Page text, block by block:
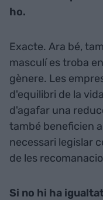
ho.
Exacte. Ara bé,
masculí es troba
gènere. Les
d'equilibri de la
d'agafar una
també beneficien
necessari legislar
de les
Si no hi ha